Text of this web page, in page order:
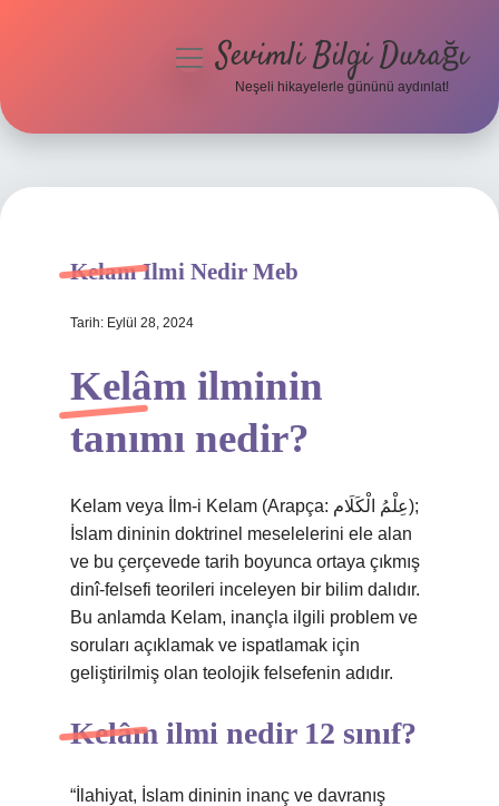
Hakkımızda
menüyüSevimli Bilgi Durağı
Neşeli hikayelerle gününü aydınlat!
Kelam Ilmi Nedir Meb
Tarih: Eylül 28, 2024
Kelâm ilminin
tanımı nedir?
Kelam veya İlm-i Kelam (Arapça: عِلْمُ الْكَلَام‎);
İslam dininin doktrinel meselelerini ele alan
ve bu çerçevede tarih boyunca ortaya çıkmış
dinî-felsefi teorileri inceleyen bir bilim dalıdır.
Bu anlamda Kelam, inançla ilgili problem ve
soruları açıklamak ve ispatlamak için
geliştirilmiş olan teolojik felsefenin adıdır.
Kelâm ilmi nedir 12 sınıf?
“İlahiyat, İslam dininin inanç ve davranış